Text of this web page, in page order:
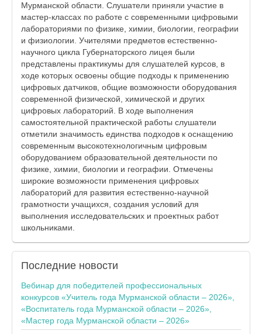
Мурманской области. Слушатели приняли участие в
мастер-классах по работе с современными цифровыми
лабораториями по физике, химии, биологии, географии
и физиологии. Учителями предметов естественно-
научного цикла Губернаторского лицея были
представлены практикумы для слушателей курсов, в
ходе которых освоены общие подходы к применению
цифровых датчиков, общие возможности оборудования
современной физической, химической и других
цифровых лабораторий. В ходе выполнения
самостоятельной практической работы слушатели
отметили значимость единства подходов к оснащению
современным высокотехнологичным цифровым
оборудованием образовательной деятельности по
физике, химии, биологии и географии. Отмечены
широкие возможности применения цифровых
лабораторий для развития естественно-научной
грамотности учащихся, создания условий для
выполнения исследовательских и проектных работ
школьниками.
Последние новости
Вебинар для победителей профессиональных
конкурсов «Учитель года Мурманской области – 2026»,
«Воспитатель года Мурманской области – 2026»,
«Мастер года Мурманской области – 2026»